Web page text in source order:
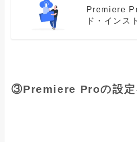
Premiere
ド・インス
③Premiere Proの設定